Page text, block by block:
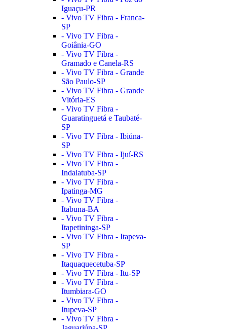
Iguaçu-PR
- Vivo TV Fibra - Franca-
SP
- Vivo TV Fibra -
Goiânia-GO
- Vivo TV Fibra -
Gramado e Canela-RS
- Vivo TV Fibra - Grande
São Paulo-SP
- Vivo TV Fibra - Grande
Vitória-ES
- Vivo TV Fibra -
Guaratinguetá e Taubaté-
SP
- Vivo TV Fibra - Ibiúna-
SP
- Vivo TV Fibra - Ijuí-RS
- Vivo TV Fibra -
Indaiatuba-SP
- Vivo TV Fibra -
Ipatinga-MG
- Vivo TV Fibra -
Itabuna-BA
- Vivo TV Fibra -
Itapetininga-SP
- Vivo TV Fibra - Itapeva-
SP
- Vivo TV Fibra -
Itaquaquecetuba-SP
- Vivo TV Fibra - Itu-SP
- Vivo TV Fibra -
Itumbiara-GO
- Vivo TV Fibra -
Itupeva-SP
- Vivo TV Fibra -